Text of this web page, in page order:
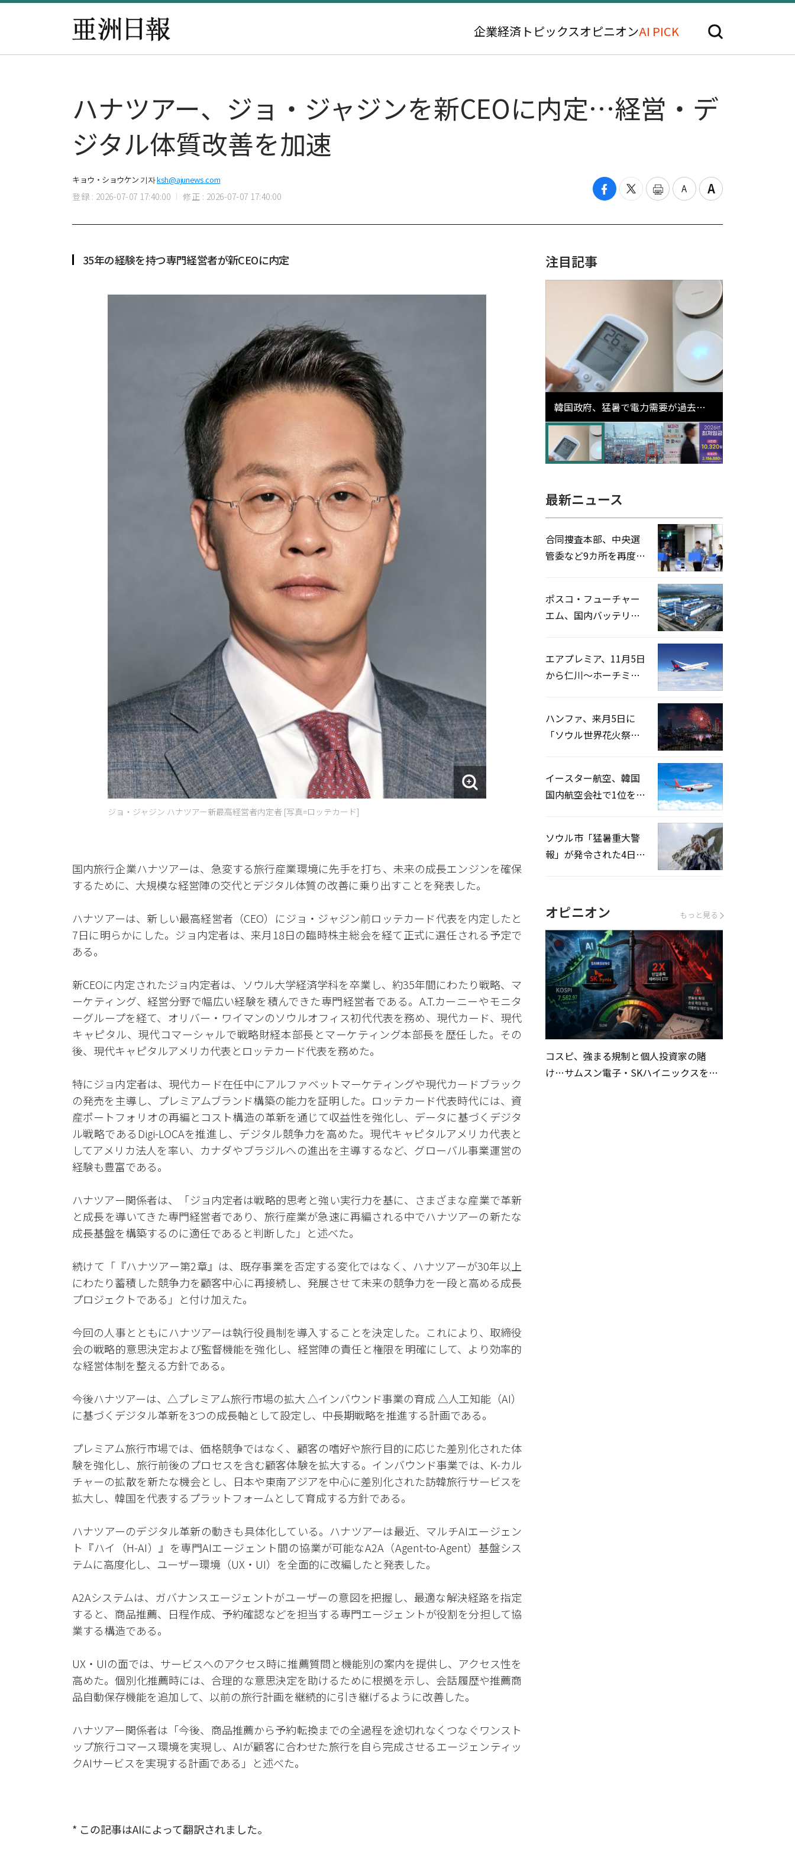
企業経済 トピックスオピニオンAI PICK
ハナツアー、ジョ・ジャジンを新CEOに内定…経営・デ
ジタル体質改善を加速
キョウ・ショウケン 기자ksh@ajunews.com
登録 : 2026-07-07 17:40:00 修正 : 2026-07-07 17:40:00
35年の経験を持つ専門経営者が新CEOに内定
ジョ・ジャジン ハナツアー新最高経営者内定者 [写真=ロッテカード]
国内旅行企業ハナツアーは、急変する旅行産業環境に先手を打ち、未来の成長エンジンを確保
するために、大規模な経営陣の交代とデジタル体質の改善に乗り出すことを発表した。
ハナツアーは、新しい最高経営者（CEO）にジョ・ジャジン前ロッテカード代表を内定したと
7日に明らかにした。ジョ内定者は、来月18日の臨時株主総会を経て正式に選任される予定で
ある。
新CEOに内定されたジョ内定者は、ソウル大学経済学科を卒業し、約35年間にわたり戦略、マ
ーケティング、経営分野で幅広い経験を積んできた専門経営者である。A.T.カーニーやモニタ
ーグループを経て、オリバー・ワイマンのソウルオフィス初代代表を務め、現代カード、現代
キャピタル、現代コマーシャルで戦略財経本部長とマーケティング本部長を歴任した。その
後、現代キャピタルアメリカ代表とロッテカード代表を務めた。
特にジョ内定者は、現代カード在任中にアルファベットマーケティングや現代カードブラック
の発売を主導し、プレミアムブランド構築の能力を証明した。ロッテカード代表時代には、資
産ポートフォリオの再編とコスト構造の革新を通じて収益性を強化し、データに基づくデジタ
ル戦略であるDigi-LOCAを推進し、デジタル競争力を高めた。現代キャピタルアメリカ代表と
してアメリカ法人を率い、カナダやブラジルへの進出を主導するなど、グローバル事業運営の
経験も豊富である。
ハナツアー関係者は、「ジョ内定者は戦略的思考と強い実行力を基に、さまざまな産業で革新
と成長を導いてきた専門経営者であり、旅行産業が急速に再編される中でハナツアーの新たな
成長基盤を構築するのに適任であると判断した」と述べた。
続けて「『ハナツアー第2章』は、既存事業を否定する変化ではなく、ハナツアーが30年以上
にわたり蓄積した競争力を顧客中心に再接続し、発展させて未来の競争力を一段と高める成長
プロジェクトである」と付け加えた。
今回の人事とともにハナツアーは執行役員制を導入することを決定した。これにより、取締役
会の戦略的意思決定および監督機能を強化し、経営陣の責任と権限を明確にして、より効率的
な経営体制を整える方針である。
今後ハナツアーは、△プレミアム旅行市場の拡大 △インバウンド事業の育成 △人工知能（AI）
に基づくデジタル革新を3つの成長軸として設定し、中長期戦略を推進する計画である。
プレミアム旅行市場では、価格競争ではなく、顧客の嗜好や旅行目的に応じた差別化された体
験を強化し、旅行前後のプロセスを含む顧客体験を拡大する。インバウンド事業では、K-カル
チャーの拡散を新たな機会とし、日本や東南アジアを中心に差別化された訪韓旅行サービスを
拡大し、韓国を代表するプラットフォームとして育成する方針である。
ハナツアーのデジタル革新の動きも具体化している。ハナツアーは最近、マルチAIエージェン
ト『ハイ（H-AI）』を専門AIエージェント間の協業が可能なA2A（Agent-to-Agent）基盤シス
テムに高度化し、ユーザー環境（UX・UI）を全面的に改編したと発表した。
A2Aシステムは、ガバナンスエージェントがユーザーの意図を把握し、最適な解決経路を指定
すると、商品推薦、日程作成、予約確認などを担当する専門エージェントが役割を分担して協
業する構造である。
UX・UIの面では、サービスへのアクセス時に推薦質問と機能別の案内を提供し、アクセス性を
高めた。個別化推薦時には、合理的な意思決定を助けるために根拠を示し、会話履歴や推薦商
品自動保存機能を追加して、以前の旅行計画を継続的に引き継げるように改善した。
ハナツアー関係者は「今後、商品推薦から予約転換までの全過程を途切れなくつなぐワンスト
ップ旅行コマース環境を実現し、AIが顧客に合わせた旅行を自ら完成させるエージェンティッ
クAIサービスを実現する計画である」と述べた。
* この記事はAIによって翻訳されました。
注目記事
韓国政府、猛暑で電力需要が過去最
高更新の可能性に需給対応体制を点
検
最新ニュース
合同捜査本部、中央選
管委など9カ所を再度家
ポスコ・フューチャー
エム、国内バッテリー
エアプレミア、11月5日
から仁川〜ホーチミン
ハンファ、来月5日に
「ソウル世界花火祭り
イースター航空、韓国
国内航空会社で1位を記
ソウル市「猛暑重大警
報」が発令された4日、
オピニオン もっと見る
コスピ、強まる規制と個人投資家の賭
け…サムスン電子・SKハイニックスを巡